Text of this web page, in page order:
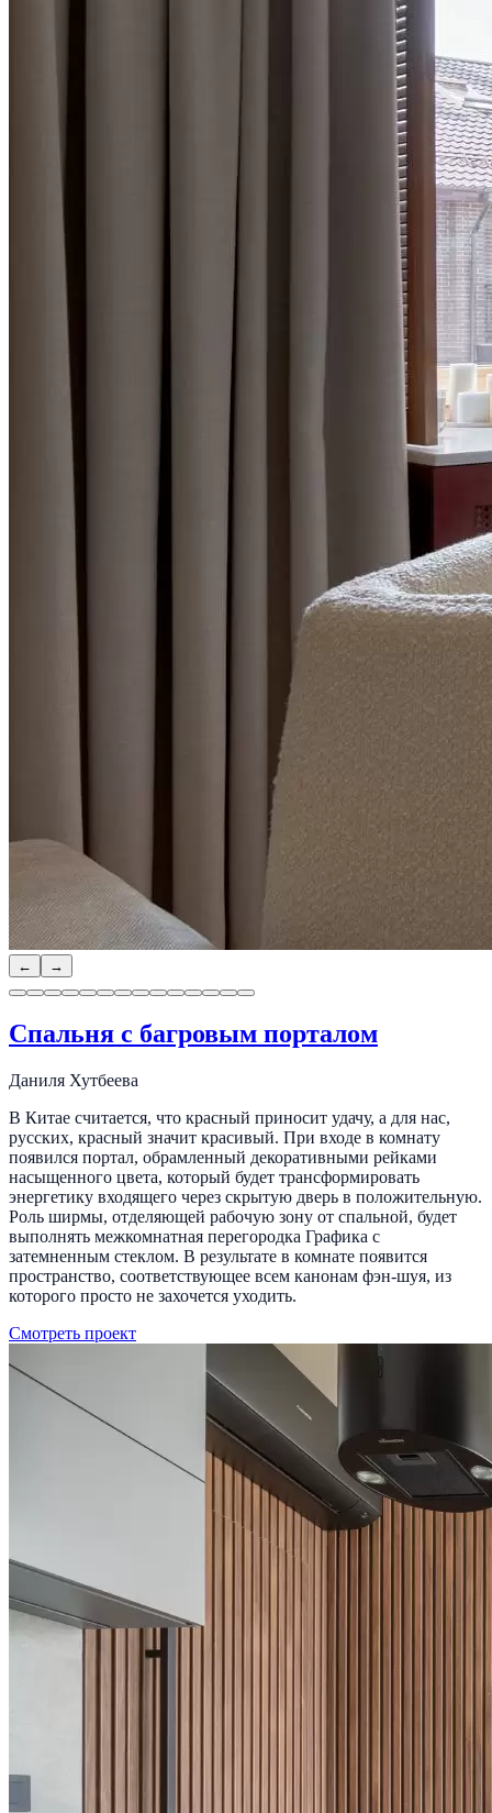
← →
Спальня с багровым порталом
Даниля Хутбеева
В Китае считается, что красный приносит удачу, а для нас,
русских, красный значит красивый. При входе в комнату
появился портал, обрамленный декоративными рейками
насыщенного цвета, который будет трансформировать
энергетику входящего через скрытую дверь в положительную.
Роль ширмы, отделяющей рабочую зону от спальной, будет
выполнять межкомнатная перегородка Графика с
затемненным стеклом. В результате в комнате появится
пространство, соответствующее всем канонам фэн-шуя, из
которого просто не захочется уходить.
Смотреть проект